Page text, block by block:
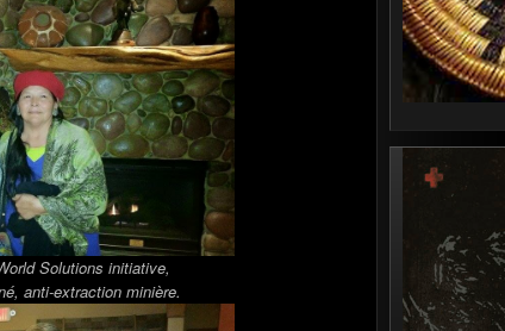
Solutions initiative,
anti-extraction minière.